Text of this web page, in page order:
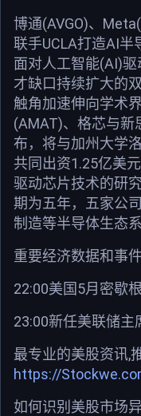
博通(AVGO)、
联手UCLA打造AI半
面对人工智能(AI)
才缺口持续扩大的
触角加速伸向学术
(AMAT)、格芯与新
布，将与加州大学
共同出资1.25亿美
驱动芯片技术的研
期为五年，五家公
制造等半导体生态
重要经济数据和事
22:00美国5月密歇
23:00新任美联储主
最专业的美股资讯,
https://
如何识别美股市场